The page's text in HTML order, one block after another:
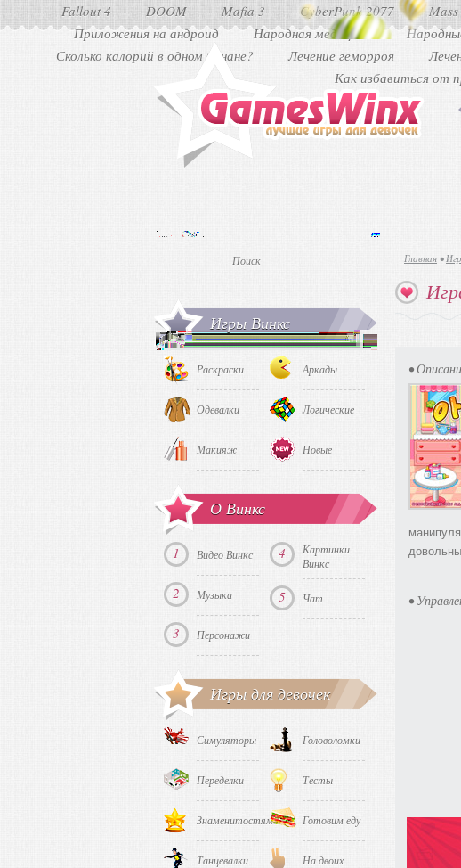
Fallout 4 DOOM Mafia 3 CyberPunk 2077
Приложения на андроид
Народная медицина
Сколько калорий в одном банане?
Лечение геморроя
Как избавиться от
Главная •
•
•
Игры Винкс
Раскраски
Одевалки
Макияж
Аркады
Логические
Новые
О Винкс
1 Видео Винкс
2 Музыка
3 Персонажи
4
Картинки
Винкс
5 Чат
Игры для девочек
Симуляторы
Переделки
Знаменитостями
Танцевалки
Головоломки
Тесты
Готовим еду
На двоих